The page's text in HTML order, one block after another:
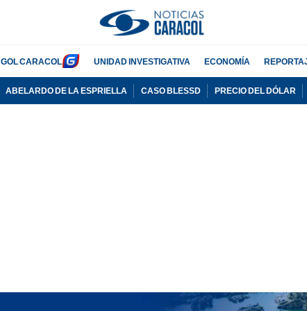
GOL CARACOL UNIDAD INVESTIGATIVA ECONOMÍA
ABELARDO DE LA ESPRIELLA CASO BLESSD PRECIO DEL DÓLAR